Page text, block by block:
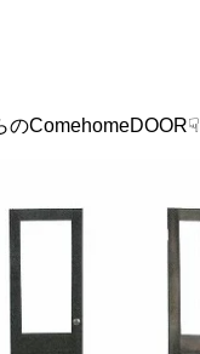
のComehomeDOOR☟